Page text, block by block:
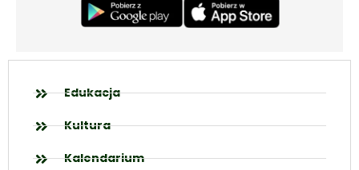
Edukacja
Kultura
Kalendarium